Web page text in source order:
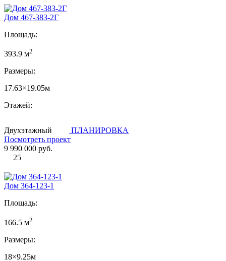
Дом 467-383-2Г
Площадь:
393.9 м2
Размеры:
17.63×19.05м
Этажей:
Двухэтажный
ПЛАНИРОВКА
Посмотреть проект
9 990 000 руб.
25
Дом 364-123-1
Площадь:
166.5 м2
Размеры:
18×9.25м